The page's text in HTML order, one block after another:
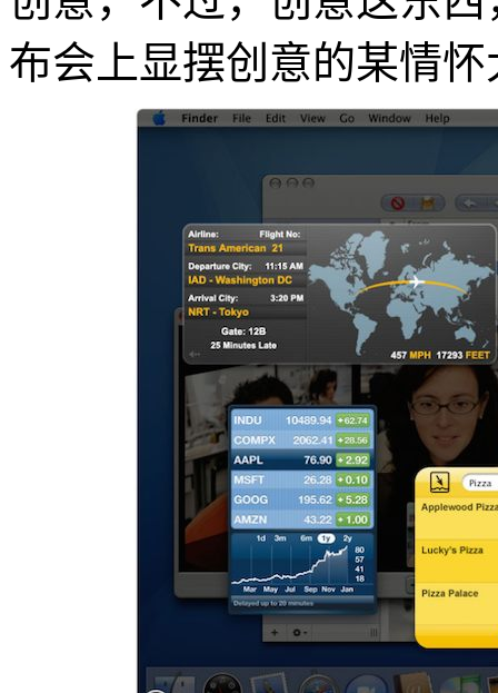
布会上显摆创意的某情